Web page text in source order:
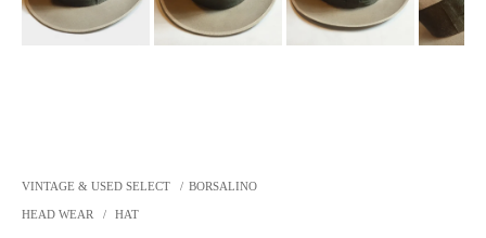
VINTAGE & USED SELECT / BORSALINO
HEAD WEAR / HAT